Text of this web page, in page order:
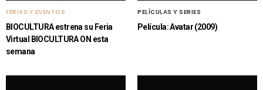
FERIAS Y EVENTOS
BIOCULTURA estrena su Feria
Virtual BIOCULTURA ON esta
semana
PELÍCULAS Y SERIES
Película: Avatar (2009)